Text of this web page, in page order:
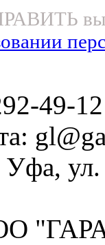
49-12
Уфа,